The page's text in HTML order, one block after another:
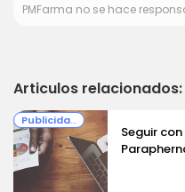
PMFarma no se hace
Articulos relacionados:
Publicidad y Comunicación
Seguir